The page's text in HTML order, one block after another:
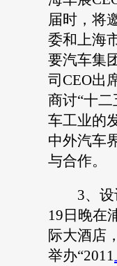
届时，将
委和上海
要汽车集
司CEO出
商讨“十
车工业的
中外汽车
与合作。
3、设
19日晚在
际大酒店
举办“2011